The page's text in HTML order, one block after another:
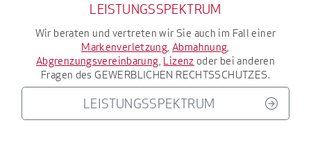
LEISTUNGSSPEKTRUM
Wir beraten und vertreten wir Sie auch im Fall einer
Markenverletzung,Abmahnung,
Abgrenzungsvereinbarung, Lizenz oder bei anderen
Fragen des GEWERBLICHEN RECHTSSCHUTZES.
LEISTUNGSSPEKTRUM